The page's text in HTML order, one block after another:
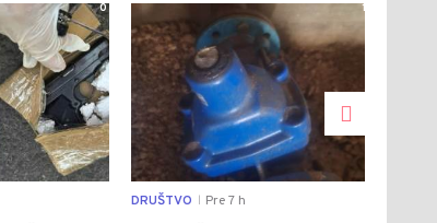
0 1
DRUŠTVO Pre 7 h